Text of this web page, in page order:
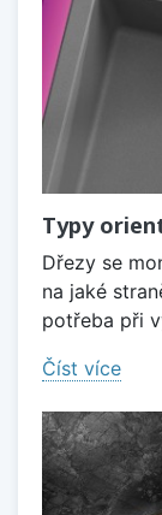
Typy
Dřezy se
na jaké
potřeba při
Číst více